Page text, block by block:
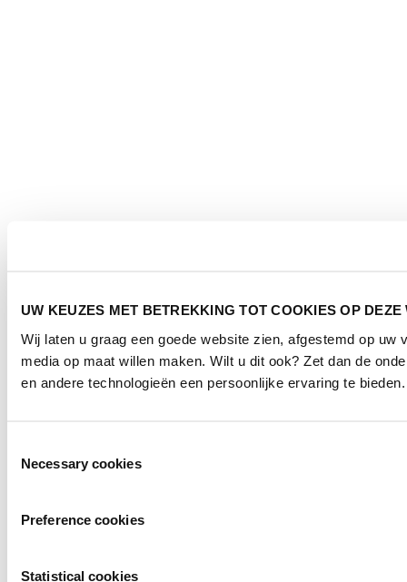
UW KEUZES MET BETREKKING TOT COOKIES OP DEZE
Wij laten u graag een goede website zien, afgestemd op
media op maat willen maken. Wilt u dit ook? Zet dan de
en andere technologieën een persoonlijke ervaring te bieden.
Necessary cookies
Preference cookies
Statistical cookies